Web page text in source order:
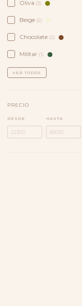
Oliva (3)
Beige (2)
Chocolate (2)
Militar (1)
VER TODOS
PRECIO
DESDE HASTA